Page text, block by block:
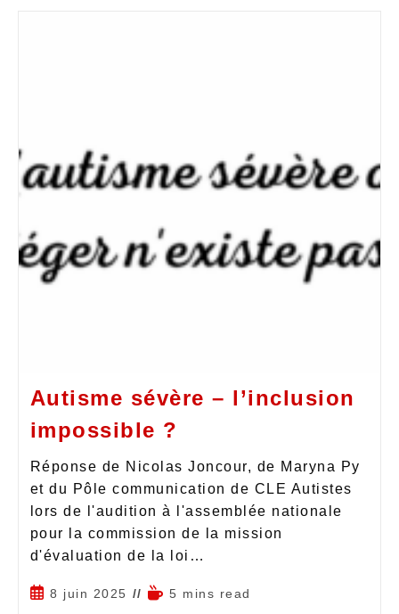
Autisme sévère – l’inclusion
impossible ?
Réponse de Nicolas Joncour, de Maryna Py
et du Pôle communication de CLE Autistes
lors de l'audition à l'assemblée nationale
pour la commission de la mission
d'évaluation de la loi…
8 juin 2025 5 mins read